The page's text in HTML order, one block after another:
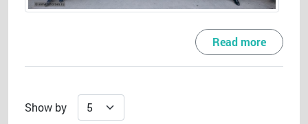
Read more
Show by